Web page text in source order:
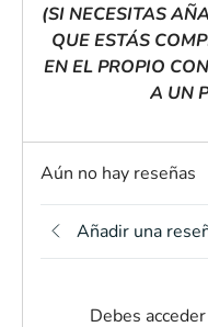
(SI NECESITAS
QUE ESTÁS
EN EL PROPIO
A UN
Aún no hay reseñas
Añadir una
Debes